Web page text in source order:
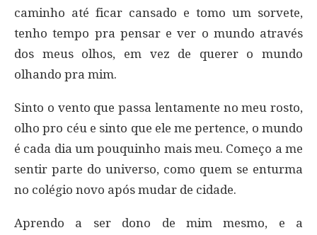
caminho até ficar cansado e tomo um sorvete,
tenho tempo pra pensar e ver o mundo através
dos meus olhos, em vez de querer o mundo
olhando pra mim.
Sinto o vento que passa lentamente no meu rosto,
olho pro céu e sinto que ele me pertence, o mundo
é cada dia um pouquinho mais meu. Começo a me
sentir parte do universo, como quem se enturma
no colégio novo após mudar de cidade.
Aprendo a ser dono de mim mesmo, e a